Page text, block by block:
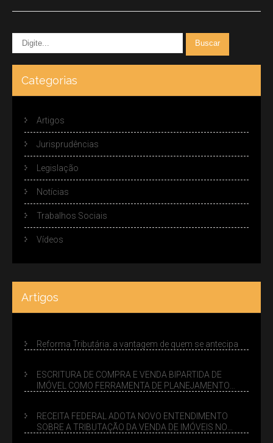
Categorias
Artigos
Jurisprudências
Legislação
Notícias
Trabalhos Sociais
Vídeos
Artigos
Reforma Tributária: a vantagem de quem se antecipa
ESCRITURA DE COMPRA E VENDA BIPARTIDA DE
IMÓVEL COMO FERRAMENTA DE PLANEJAMENTO
RECEITA FEDERAL ADOTA NOVO ENTENDIMENTO
SOBRE A TRIBUTAÇÃO DA VENDA DE IMÓVEIS NO